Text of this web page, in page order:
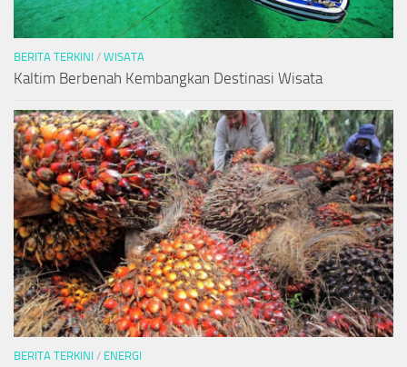
BERITA TERKINI / WISATA
Kaltim Berbenah Kembangkan Destinasi Wisata
BERITA TERKINI / ENERGI